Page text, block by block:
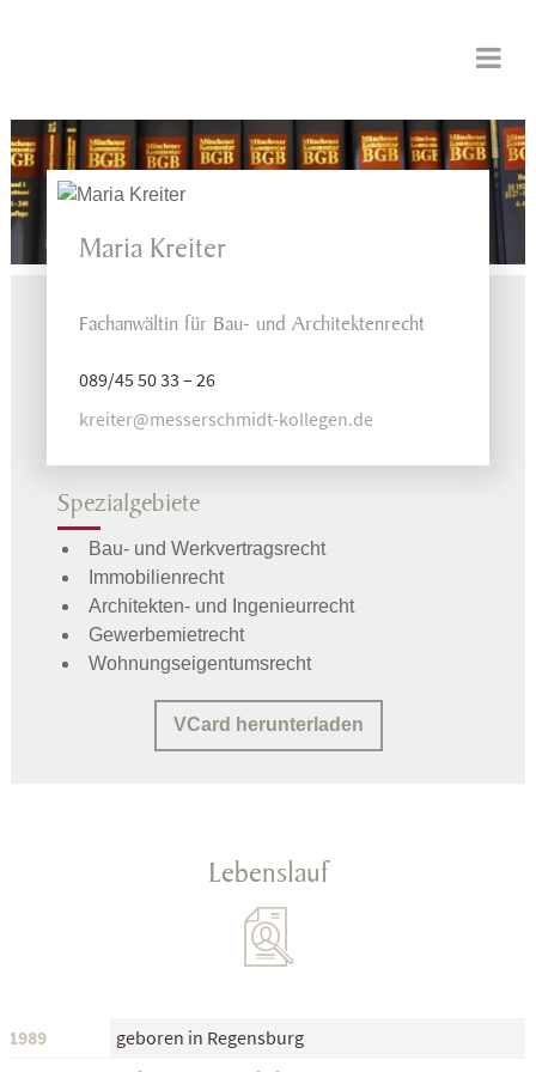
Maria Kreiter
Fachanwältin für Bau- und Architektenrecht
089/45 50 33 – 26
kreiter@messerschmidt-kollegen.de
Spezialgebiete
Bau- und Werkvertragsrecht
Immobilienrecht
Architekten- und Ingenieurrecht
Gewerbemietrecht
Wohnungseigentumsrecht
VCard herunterladen
Lebenslauf
1989
geboren in Regensburg